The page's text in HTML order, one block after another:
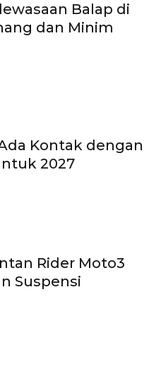
Balap di
dan Minim
Kontak dengan
2027
Rider Moto3
Suspensi